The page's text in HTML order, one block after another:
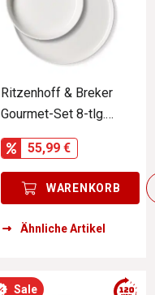
Ritzenhoff & Breker
Gourmet-Set 8-tlg.
SKAGEN
55,99 €
WARENKORB
Ähnliche Artikel
Sale